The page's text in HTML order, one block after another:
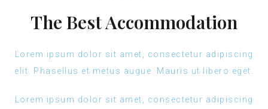
The Best Accommodation
Lorem ipsum dolor sit amet, consectetur adipiscing
elit. Phasellus et metus augue. Mauris ut libero eget.
Lorem ipsum dolor sit amet, consectetur adipiscing